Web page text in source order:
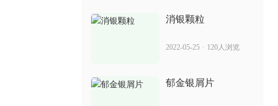
消银颗粒
2022-05-25 · 120人浏览
郁金银屑片